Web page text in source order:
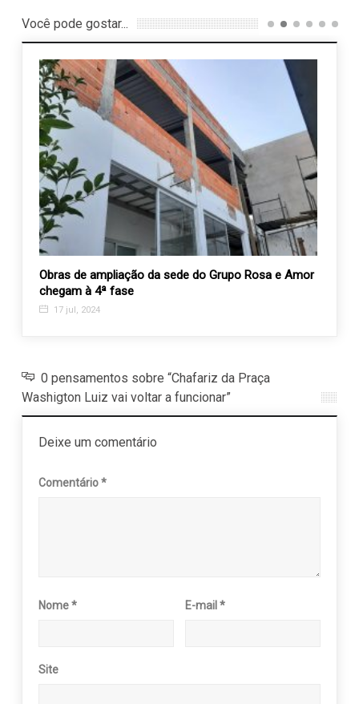
Você pode gostar...
Obras de ampliação da sede do Grupo Rosa e Amor
chegam à 4ª fase
17 jul, 2024
0 pensamentos sobre “Chafariz da Praça
Washigton Luiz vai voltar a funcionar”
Deixe um comentário
Comentário*
Nome* E-mail*
Site